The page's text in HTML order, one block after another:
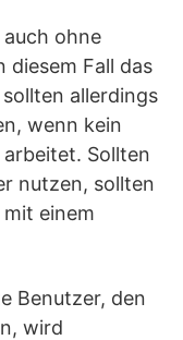
ohne
diesem Fall das
allerdings
wenn kein
Sollten
nutzen, sollten
einem
Benutzer, den
wird